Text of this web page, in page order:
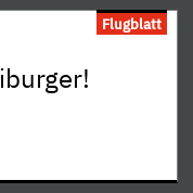
Flugblatt